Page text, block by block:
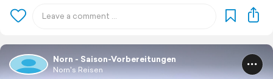
Norn - Saison-Vorbereitungen
Norn's Reisen